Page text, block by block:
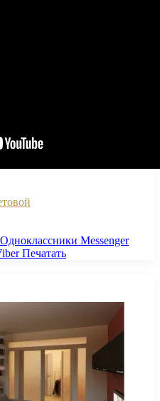
Одноклассники Messenger
Печатать